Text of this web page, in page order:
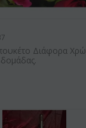
Διάφορα